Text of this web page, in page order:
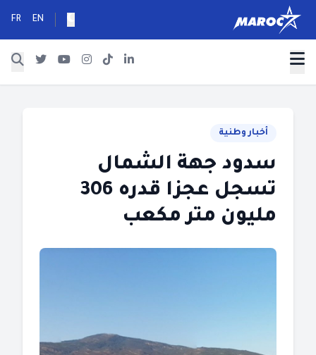
EN
FR
أخبار وطنية
سدود جهة الشمال
تسجل عجزا قدره 306
مليون متر مكعب